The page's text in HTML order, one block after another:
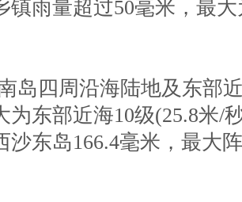
镇雨量超过50毫米，最
岛四周沿海陆地及东部
为东部近海10级(25.8米/
沙东岛166.4毫米，最大